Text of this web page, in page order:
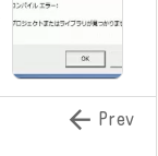
 Prev